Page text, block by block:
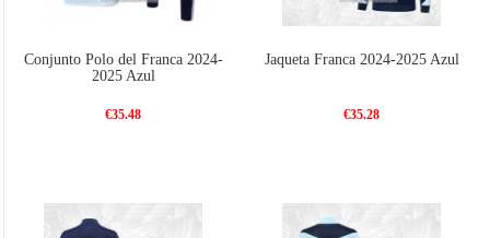
Conjunto Polo del Franca 2024-
2025 Azul
€35.48
Jaqueta Franca 2024-2025 Azul
€35.28